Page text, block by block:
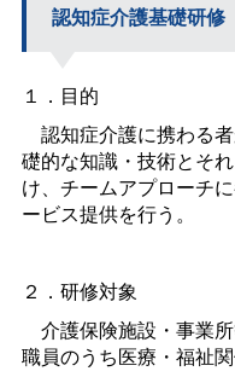
認知症介護基礎研修
１．目的
認知症介護に携わる
礎的な知識・技術とそ
け、チームアプローチ
ービス提供を行う。
２．研修対象
介護保険施設・事業
職員のうち医療・福祉